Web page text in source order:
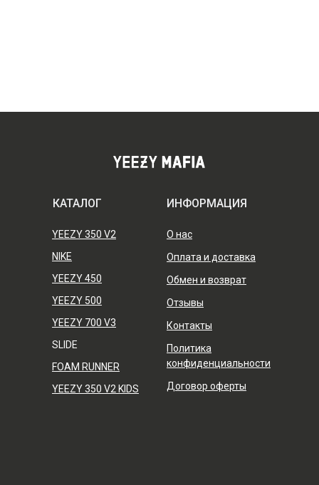
КАТАЛОГ ИНФОРМАЦИЯ
YEEZY 350 V2
YEEZY 500
SLIDE
YEEZY 700 V3
О нас
Оплата и доставка
Отзывы
Контакты
Политика
конфиденциальности
Договор оферты
YEEZY 350 V2 KIDS
FOAM RUNNER
Обмен и возврат
NIKE
YEEZY 450